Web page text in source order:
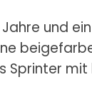
und
Sprinter